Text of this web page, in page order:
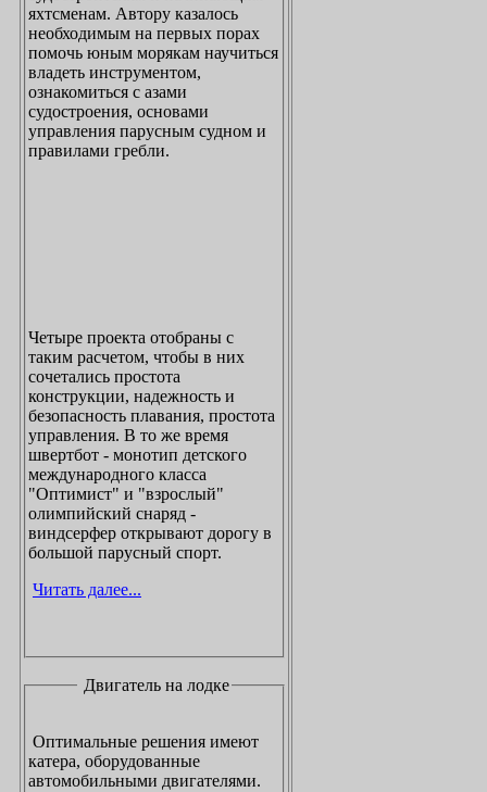
яхтсменам. Автору казалось
необходимым на первых порах
помочь юным морякам научиться
владеть инструментом,
ознакомиться с азами
судостроения, основами
управления парусным судном и
правилами гребли.
Четыре проекта отобраны с
таким расчетом, чтобы в них
сочетались простота
конструкции, надежность и
безопасность плавания, простота
управления. В то же время
швертбот - монотип детского
международного класса
"Оптимист" и "взрослый"
олимпийский снаряд -
виндсерфер открывают дорогу в
большой парусный спорт.
Читать далее...
Двигатель на лодке
Оптимальные решения имеют
катера, оборудованные
автомобильными двигателями.